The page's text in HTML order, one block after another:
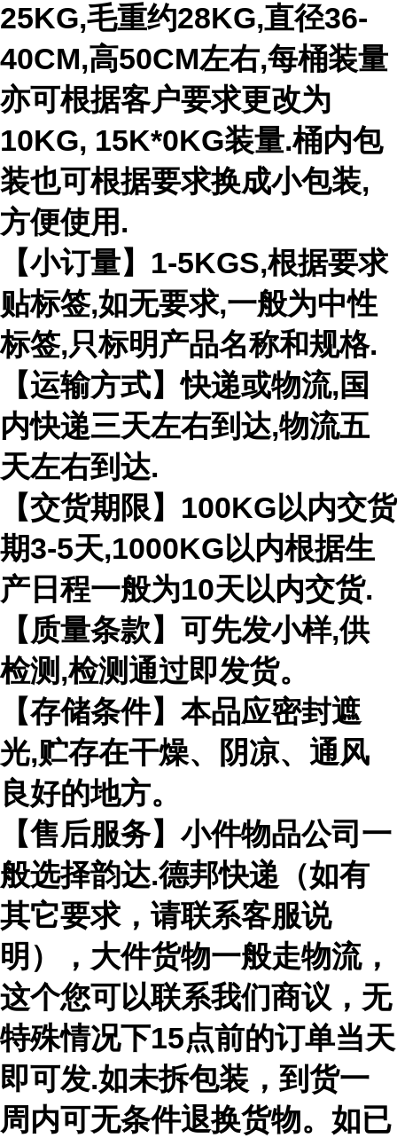
25KG,毛重约28KG,直径36-
40CM,高50CM左右,每桶装量
亦可根据客户要求更改为
10KG, 15K*0KG装量.桶内包
装也可根据要求换成小包装,
方便使用.
【小订量】1-5KGS,根据要求
贴标签,如无要求,一般为中性
标签,只标明产品名称和规格.
【运输方式】快递或物流,国
内快递三天左右到达,物流五
天左右到达.
【交货期限】100KG以内交货
期3-5天,1000KG以内根据生
产日程一般为10天以内交货.
【质量条款】可先发小样,供
检测,检测通过即发货。
【存储条件】本品应密封遮
光,贮存在干燥、阴凉、通风
良好的地方。
【售后服务】小件物品公司一
般选择韵达.德邦快递（如有
其它要求，请联系客服说
明），大件货物一般走物流，
这个您可以联系我们商议，无
特殊情况下15点前的订单当天
即可发.如未拆包装，到货一
周内可无条件退换货物。如已